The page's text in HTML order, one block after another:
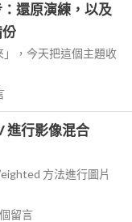
還原演練，以及
，今天把這個主題收
進行影像混合
方法進行圖片
個留言